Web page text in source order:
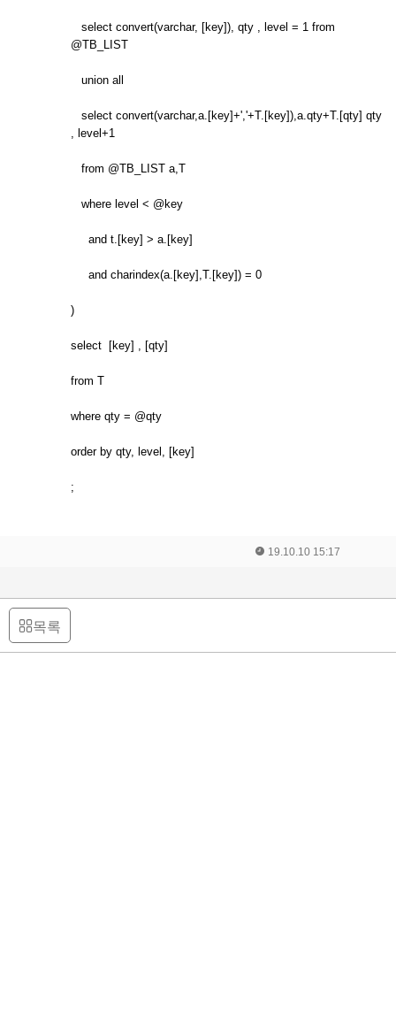
select convert(varchar, [key]), qty , level = 1 from
@TB_LIST
union all
select convert(varchar,a.[key]+','+T.[key]),a.qty+T.[qty] qty
, level+1
from @TB_LIST a,T
where level < @key
and t.[key] > a.[key]
and charindex(a.[key],T.[key]) = 0
)
select [key] , [qty]
from T
where qty = @qty
order by qty, level, [key]
;
19.10.10 15:17
목록